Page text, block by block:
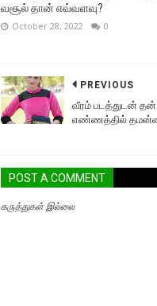
வசூல் தான் எவ்வளவு?
October 28, 2022 0
PREVIOUS
வீரம் படத்துடன்
எண்ணத்தில்
POST A COMMENT
கருத்துகள் இல்லை